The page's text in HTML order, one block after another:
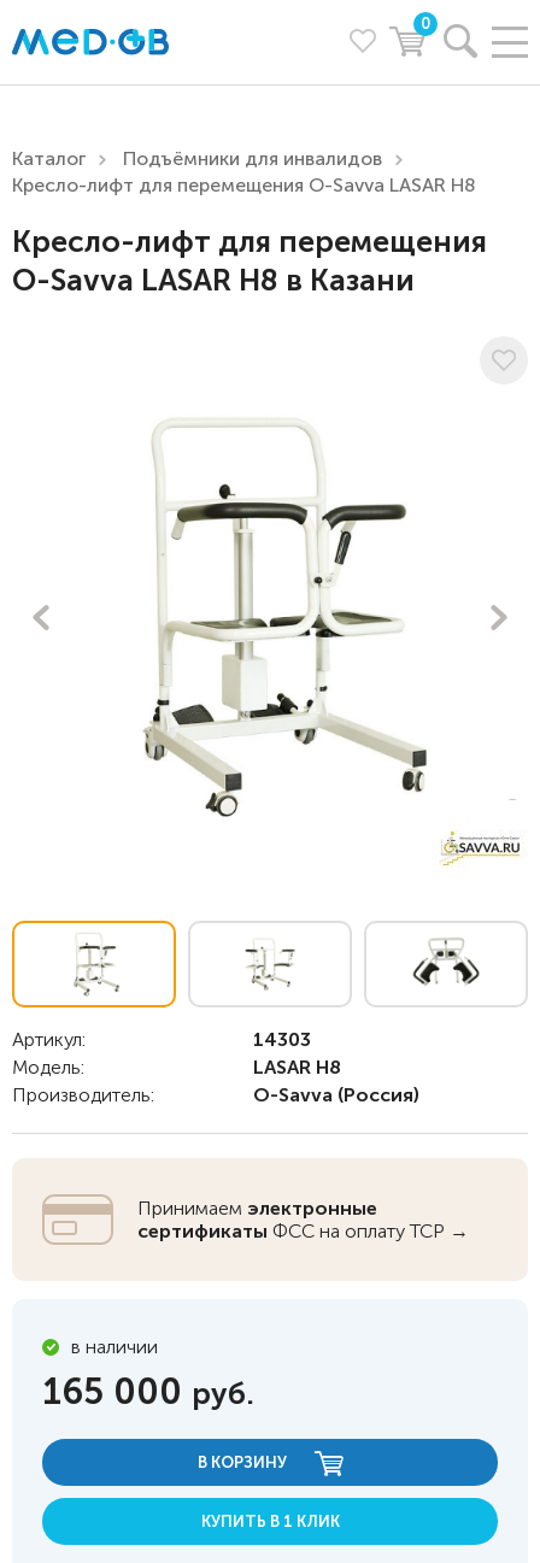
0
Каталог
Подъёмники для инвалидов
Кресло-лифт для перемещения O-Savva LASAR H8
Кресло-лифт для перемещения
O-Savva LASAR H8 в Казани
Артикул:
14303
Модель:
LASAR H8
Производитель:
O-Savva (Россия)
Принимаем электронные
сертификаты ФСС на оплату ТСР →
в наличии
165 000 руб.
В КОРЗИНУ
КУПИТЬ В 1 КЛИК